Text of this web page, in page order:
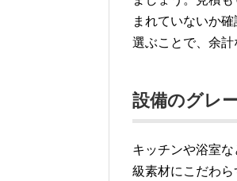
まれていないか
選ぶことで、余計
設備のグレ
キッチンや浴室
級素材にこだわ